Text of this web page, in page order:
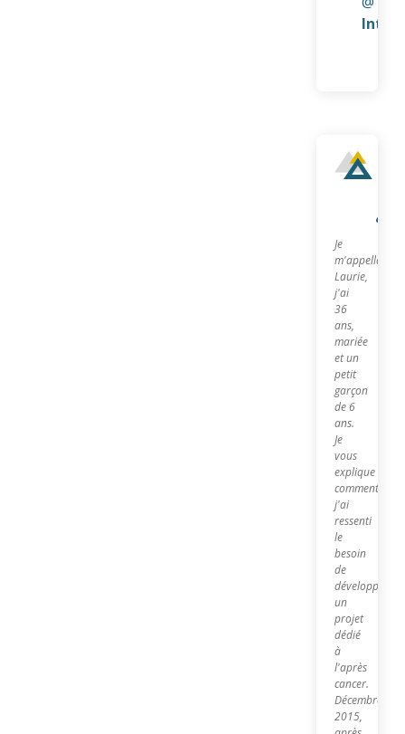
Je
m'appelle
Laurie,
j'ai
36
ans,
mariée
et un
petit
garçon
de 6
ans.
Je
vous
explique
comment
j'ai
ressenti
le
besoin
de
développer
un
projet
dédié
à
l'après
cancer.
Décembre
2015,